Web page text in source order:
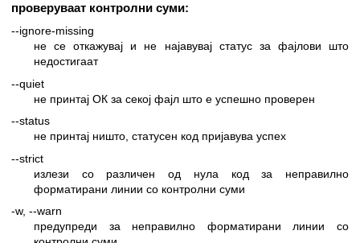
проверуваат контролни суми:
--ignore-missing
не се откажувај и не најавувај статус за фајлови што
недостигаат
--quiet
не принтај ОК за секој фајл што е успешно проверен
--status
не принтај ништо, статусен код пријавува успех
--strict
излези со различен од нула код за неправилно
форматирани линии со контролни суми
-w, --warn
предупреди за неправилно форматирани линии со